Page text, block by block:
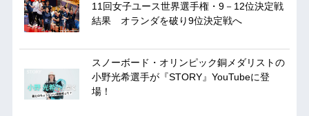
11回女子ユース世界選手権・9－12位決定戦
結果 オランダを破り9位決定戦へ
スノーボード・オリンピック銅メダリストの
小野光希選手が『STORY』YouTubeに登
場！